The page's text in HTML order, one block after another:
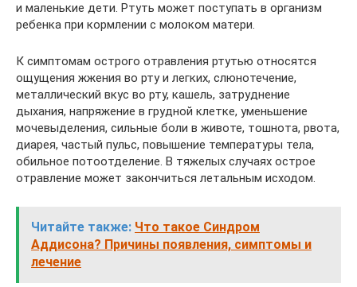
и маленькие дети. Ртуть может поступать в организм
ребенка при кормлении с молоком матери.
К симптомам острого отравления ртутью относятся
ощущения жжения во рту и легких, слюнотечение,
металлический вкус во рту, кашель, затруднение
дыхания, напряжение в грудной клетке, уменьшение
мочевыделения, сильные боли в животе, тошнота, рвота,
диарея, частый пульс, повышение температуры тела,
обильное потоотделение. В тяжелых случаях острое
отравление может закончиться летальным исходом.
Читайте также: Что такое Синдром
Аддисона? Причины появления, симптомы и
лечение